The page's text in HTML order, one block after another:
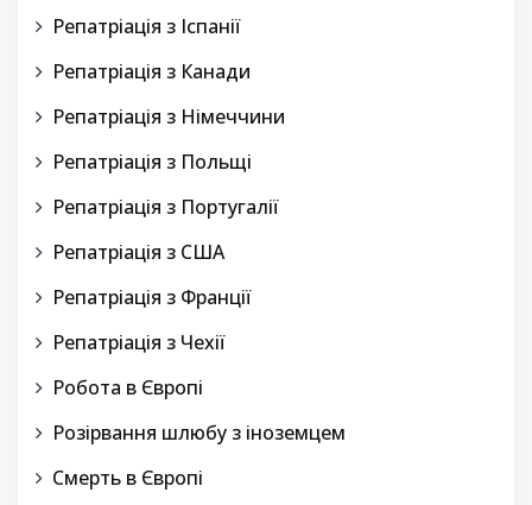
Репатріація з Іспанії
Репатріація з Канади
Репатріація з Німеччини
Репатріація з Польщі
Репатріація з Португалії
Репатріація з США
Репатріація з Франції
Репатріація з Чехії
Робота в Європі
Розірвання шлюбу з іноземцем
Смерть в Європі